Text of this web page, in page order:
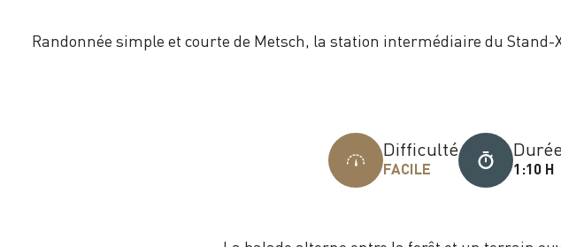
Randonnée simple et courte de Metsch, la station intermédiaire du
Difficulté
FACILE 1:10 H